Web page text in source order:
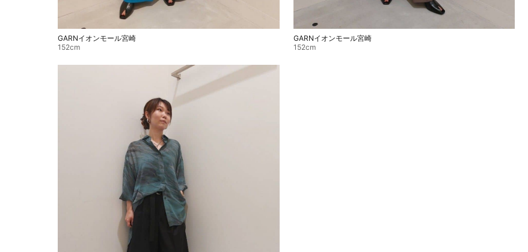
GARNイオンモール宮崎
152cm
GARNイオンモール宮崎
152cm